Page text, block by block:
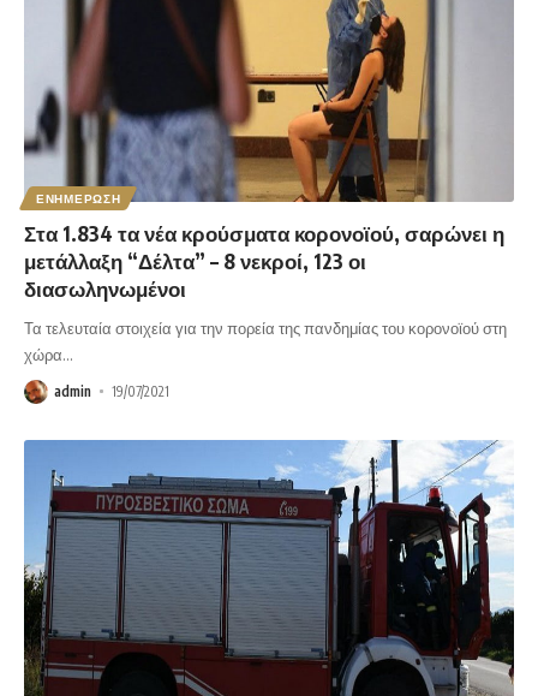
ΕΝΗΜΕΡΩΣΗ
Στα 1.834 τα νέα κρούσματα κορονοϊού, σαρώνει η
μετάλλαξη “Δέλτα” – 8 νεκροί, 123 οι
διασωληνωμένοι
Τα τελευταία στοιχεία για την πορεία της πανδημίας του κορονοϊού στη
χώρα…
admin 19/07/2021